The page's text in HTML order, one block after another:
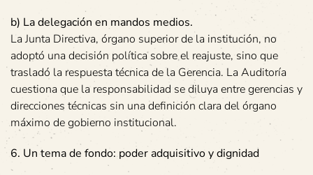
b) La delegación en mandos medios.
La Junta Directiva, órgano superior de la institución, no
adoptó una decisión política sobre el reajuste, sino que
trasladó la respuesta técnica de la Gerencia. La Auditoría
cuestiona que la responsabilidad se diluya entre gerencias y
direcciones técnicas sin una definición clara del órgano
máximo de gobierno institucional.
6. Un tema de fondo: poder adquisitivo y dignidad